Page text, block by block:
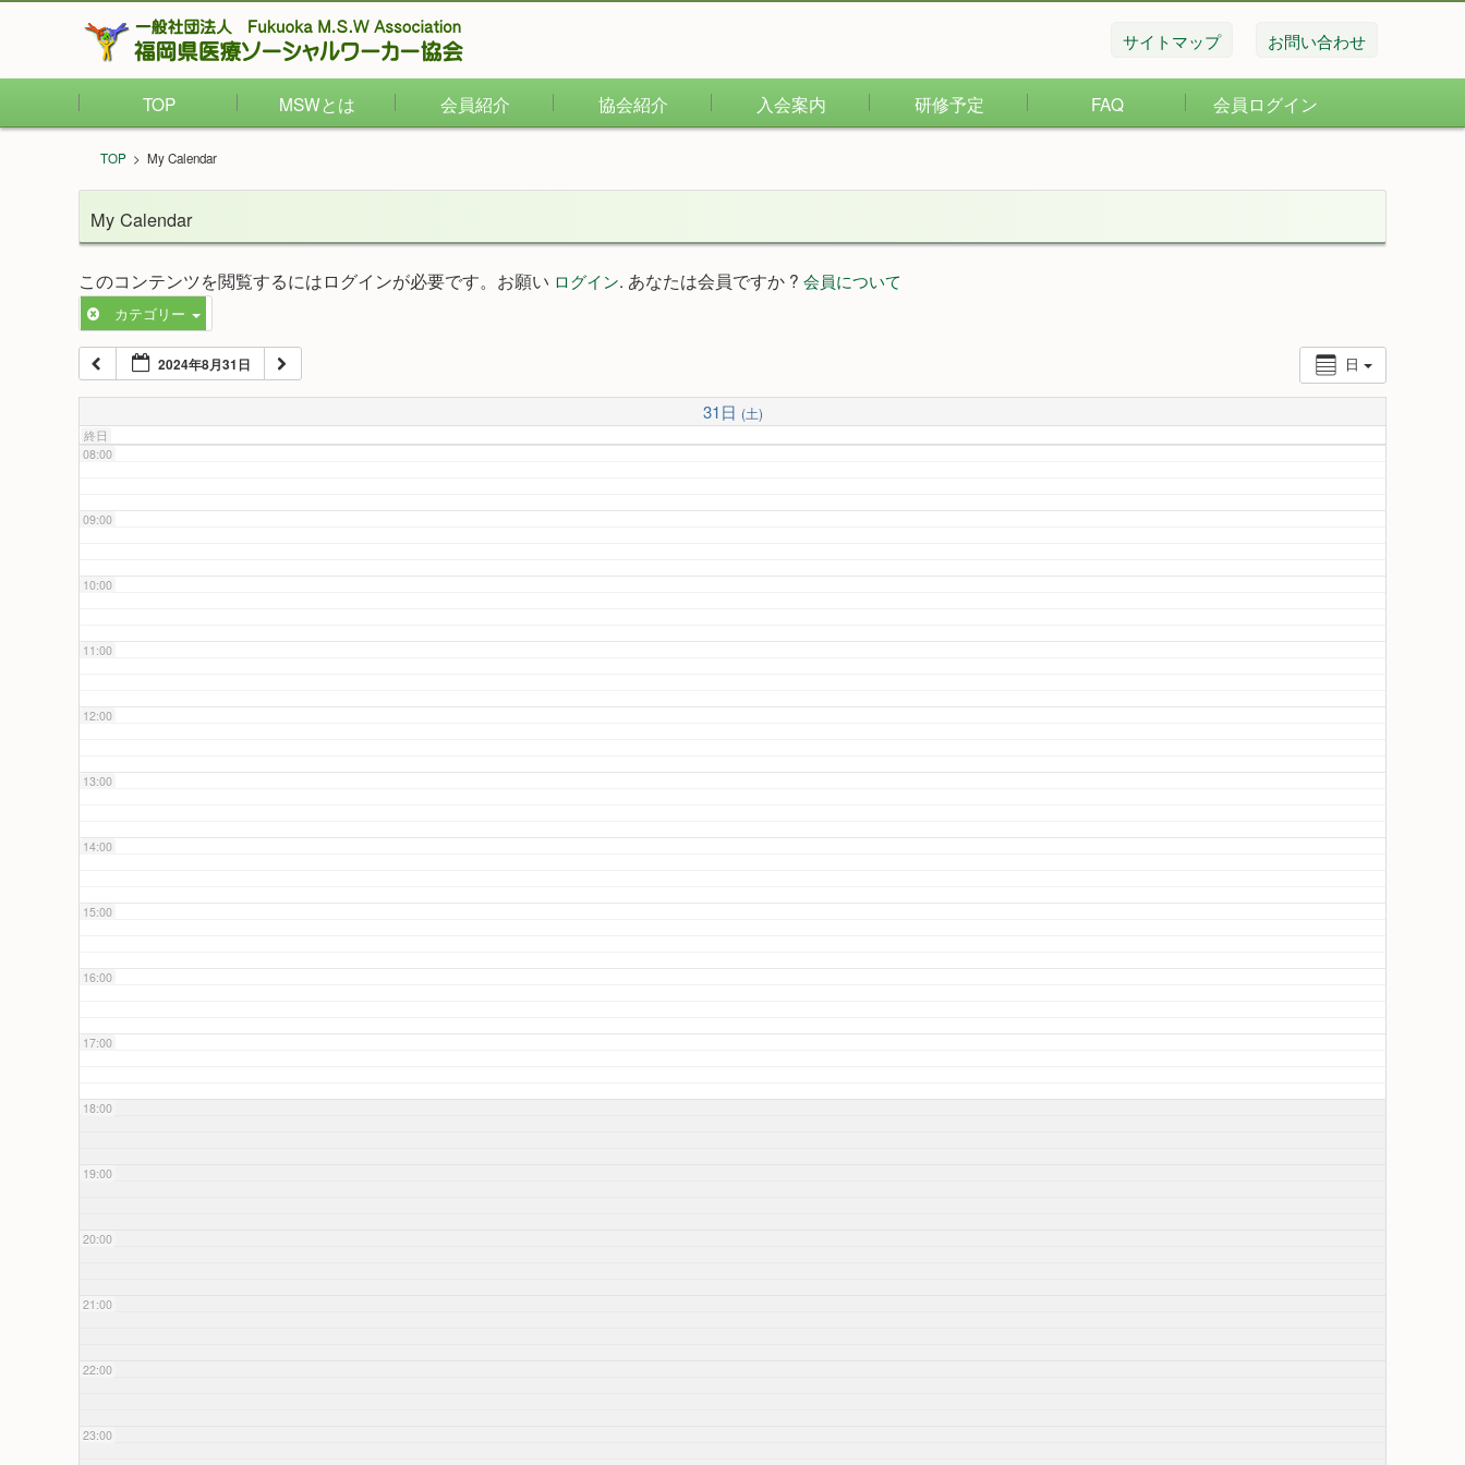
サイトマップ お問い合わせ
TOP MSWとは 会員紹介 協会紹介 入会案内 研修予定 FAQ 会員ログイン
TOP > My Calendar
My Calendar
このコンテンツを閲覧するにはログインが必要です。お願い ログイン. あなたは会員ですか ? 会員について
カテゴリー
日
2024年8月31日
31日 (土)
終日
02:00
03:00
04:00
06:00
08:00
09:00
10:00
11:00
12:00
13:00
14:00
15:00
16:00
17:00
18:00
19:00
20:00
21:00
22:00
23:00